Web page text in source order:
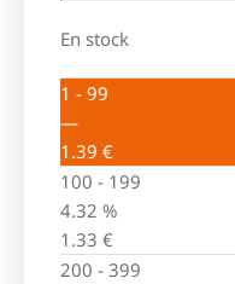
En stock
1 - 99
—
1.39 €
100 - 199
4.32 %
1.33 €
200 - 399